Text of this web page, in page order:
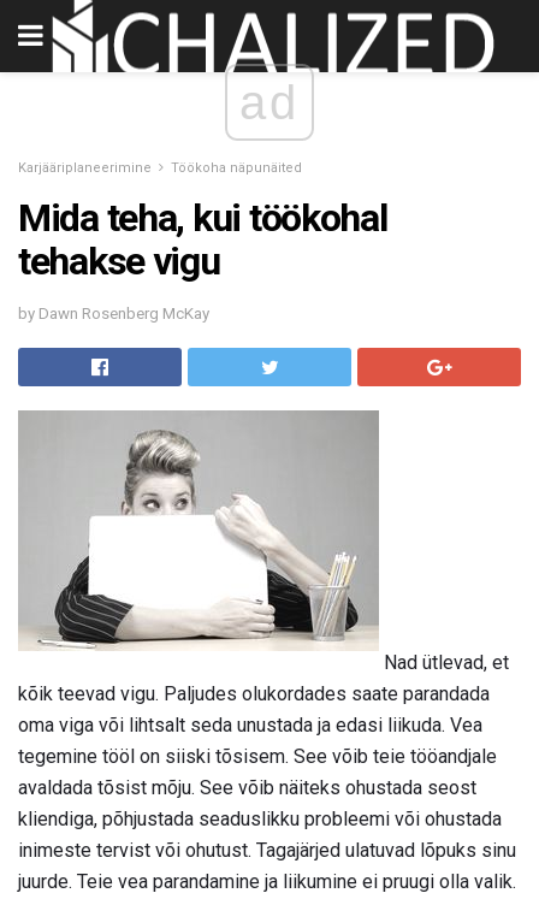
ad
Karjääriplaneerimine Töökoha näpunäited
Mida teha, kui töökohal
tehakse vigu
by Dawn Rosenberg McKay
Nad ütlevad, et
kõik teevad vigu. Paljudes olukordades saate parandada
oma viga või lihtsalt seda unustada ja edasi liikuda. Vea
tegemine tööl on siiski tõsisem. See võib teie tööandjale
avaldada tõsist mõju. See võib näiteks ohustada seost
kliendiga, põhjustada seaduslikku probleemi või ohustada
inimeste tervist või ohutust. Tagajärjed ulatuvad lõpuks sinu
juurde. Teie vea parandamine ja liikumine ei pruugi olla valik.